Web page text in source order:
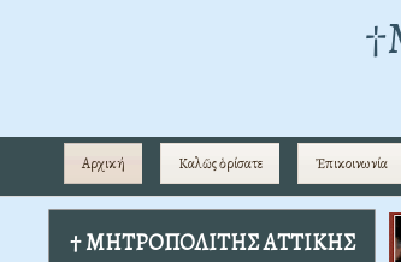
Αρχική Καλῶς ὁρίσατε Ἐπικοινωνία
† ΜΗΤΡΟΠΟΛΙΤΗΣ ΑΤΤΙΚΗΣ